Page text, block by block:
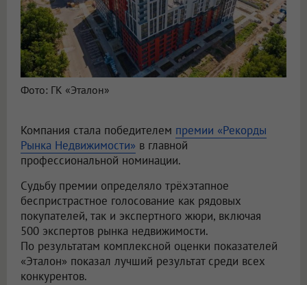
Фото: ГК «Эталон»
Компания стала победителем премии «Рекорды
Рынка Недвижимости» в главной
профессиональной номинации.
Судьбу премии определяло трёхэтапное
беспристрастное голосование как рядовых
покупателей, так и экспертного жюри, включая
500 экспертов рынка недвижимости.
По результатам комплексной оценки показателей
«Эталон» показал лучший результат среди всех
конкурентов.